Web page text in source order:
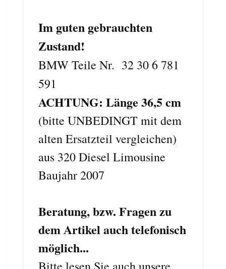
Im guten gebrauchten
Zustand!
BMW Teile Nr. 32 30 6 781
591
ACHTUNG: Länge 36,5 cm
(bitte UNBEDINGT mit dem
alten Ersatzteil vergleichen)
aus 320 Diesel Limousine
Baujahr 2007
Beratung, bzw. Fragen zu
dem Artikel auch telefonisch
möglich...